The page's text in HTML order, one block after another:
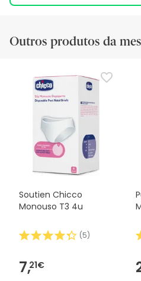
Outros produtos da
Soutien Chicco
Monouso T3 4u
(5)
7,21€